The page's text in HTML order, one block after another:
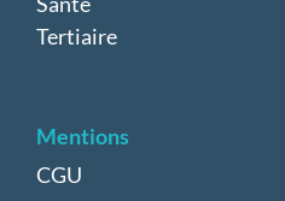
Tertiaire
Mentions
CGU